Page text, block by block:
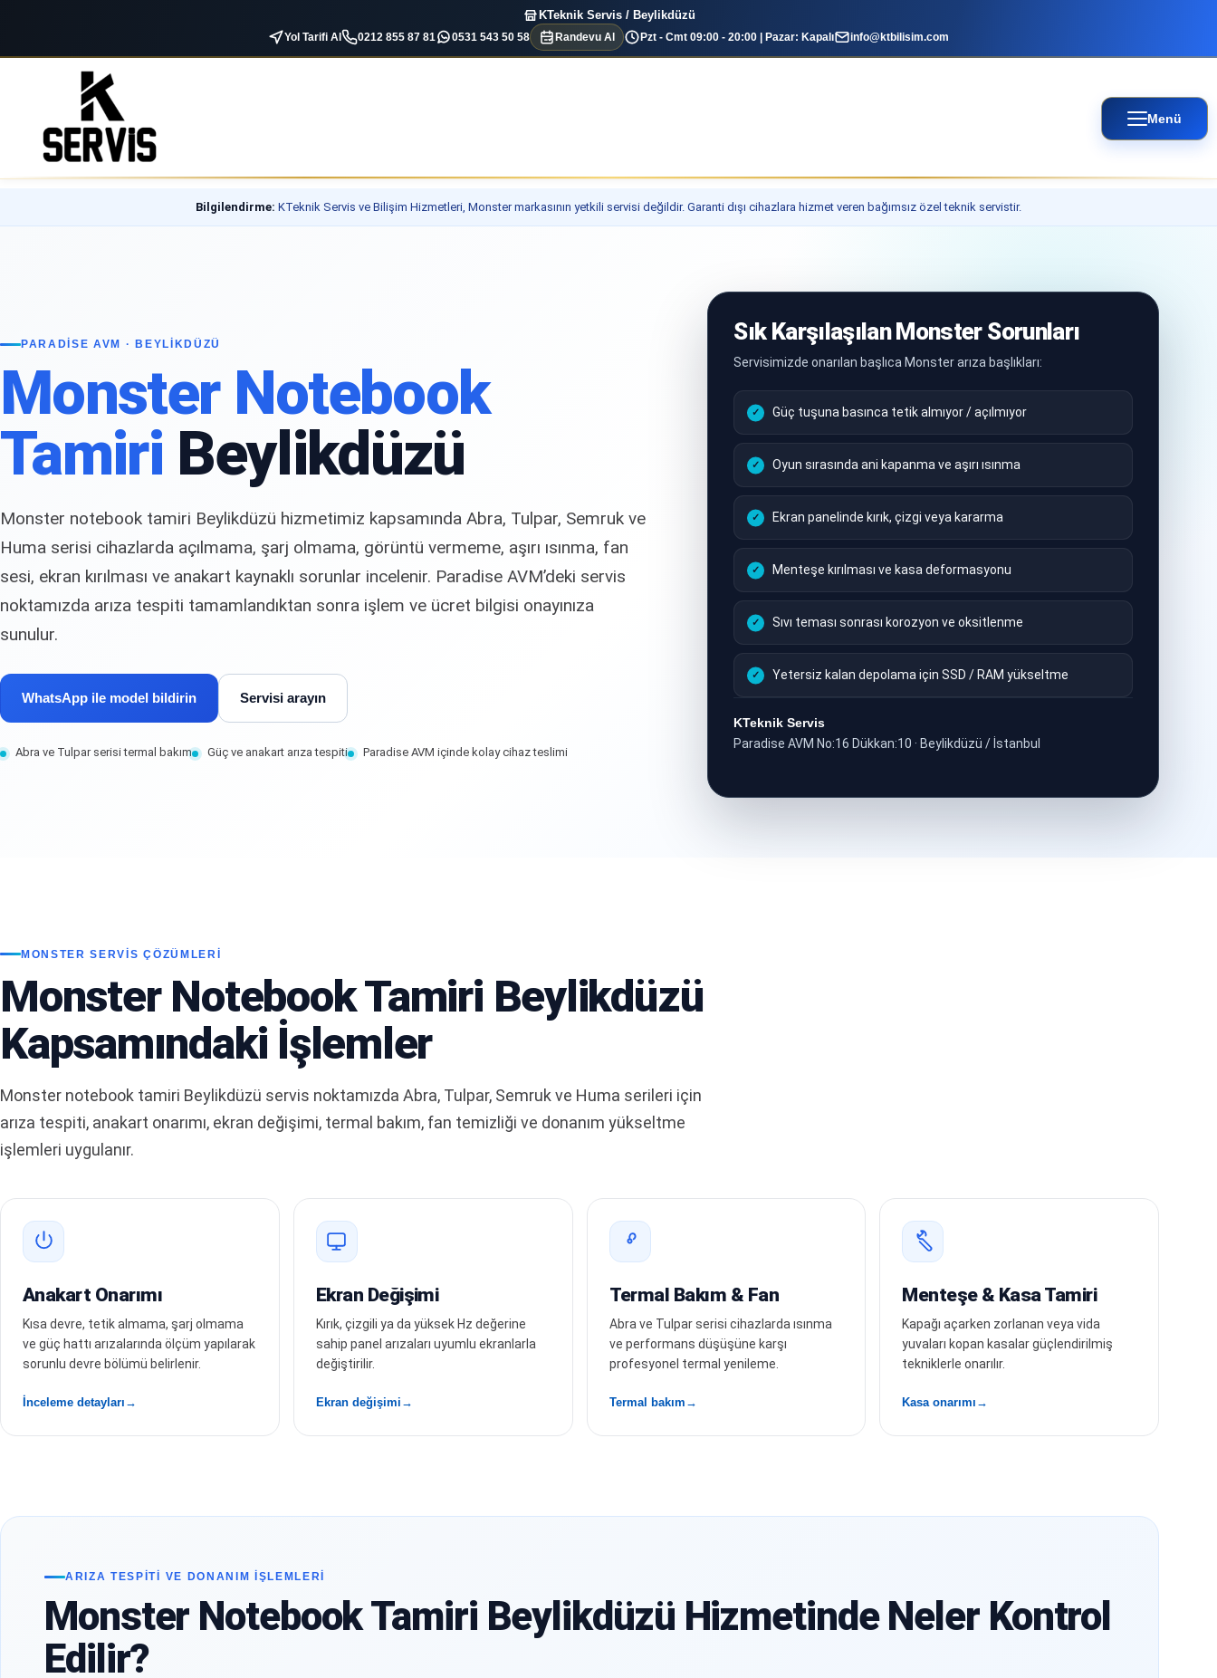
KTeknik Servis / Beylikdüzü
Yol Tarifi Al 0212 855 87 81 0531 543 50 58 Randevu Al Pzt - Cmt 09:00 - 20:00 | Pazar: Kapalı info@ktbilisim.com
Menü
Bilgilendirme: KTeknik Servis ve Bilişim Hizmetleri, Monster markasının yetkili servisi değildir. Garanti dışı cihazlara hizmet veren bağımsız özel teknik servistir.
PARADISE AVM · BEYLIKDÜZÜ
Monster Notebook
Tamiri Beylikdüzü
Monster notebook tamiri Beylikdüzü hizmetimiz kapsamında Abra, Tulpar, Semruk ve
Huma serisi cihazlarda açılmama, şarj olmama, görüntü vermeme, aşırı ısınma, fan
sesi, ekran kırılması ve anakart kaynaklı sorunlar incelenir. Paradise AVM’deki servis
noktamızda arıza tespiti tamamlandıktan sonra işlem ve ücret bilgisi onayınıza
sunulur.
WhatsApp ile model bildirin Servisi arayın
Abra ve Tulpar serisi termal bakım Güç ve anakart arıza tespiti Paradise AVM içinde kolay cihaz teslimi
Sık Karşılaşılan Monster Sorunları
Servisimizde onarılan başlıca Monster arıza başlıkları:
Güç tuşuna basınca tetik almıyor / açılmıyor
Oyun sırasında ani kapanma ve aşırı ısınma
Ekran panelinde kırık, çizgi veya kararma
Menteşe kırılması ve kasa deformasyonu
Sıvı teması sonrası korozyon ve oksitlenme
Yetersiz kalan depolama için SSD / RAM yükseltme
KTeknik Servis
Paradise AVM No:16 Dükkan:10 · Beylikdüzü / İstanbul
MONSTER SERVIS ÇÖZÜMLERI
Monster Notebook Tamiri Beylikdüzü
Kapsamındaki İşlemler
Monster notebook tamiri Beylikdüzü servis noktamızda Abra, Tulpar, Semruk ve Huma serileri için
arıza tespiti, anakart onarımı, ekran değişimi, termal bakım, fan temizliği ve donanım yükseltme
işlemleri uygulanır.
Anakart Onarımı
Kısa devre, tetik almama, şarj olmama
ve güç hattı arızalarında ölçüm yapılarak
sorunlu devre bölümü belirlenir.
İnceleme detayları
Ekran Değişimi
Kırık, çizgili ya da yüksek Hz değerine
sahip panel arızaları uyumlu ekranlarla
değiştirilir.
Ekran değişimi
Termal Bakım & Fan
Abra ve Tulpar serisi cihazlarda ısınma
ve performans düşüşüne karşı
profesyonel termal yenileme.
Termal bakım
Menteşe & Kasa Tamiri
Kapağı açarken zorlanan veya vida
yuvaları kopan kasalar güçlendirilmiş
tekniklerle onarılır.
Kasa onarımı
ARIZA TESPITI VE DONANIM İŞLEMLERI
Monster Notebook Tamiri Beylikdüzü Hizmetinde Neler Kontrol
Edilir?